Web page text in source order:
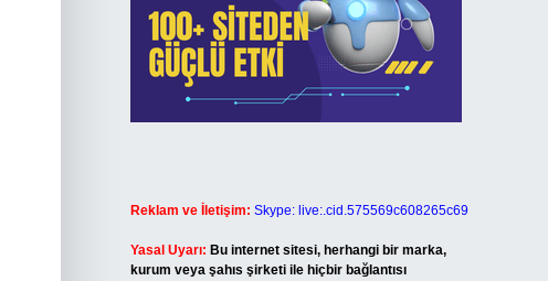
Reklam ve İletişim: Skype: live:.cid.575569c608265c69
Yasal Uyarı: Bu internet sitesi, herhangi bir marka,
kurum veya şahıs şirketi ile hiçbir bağlantısı